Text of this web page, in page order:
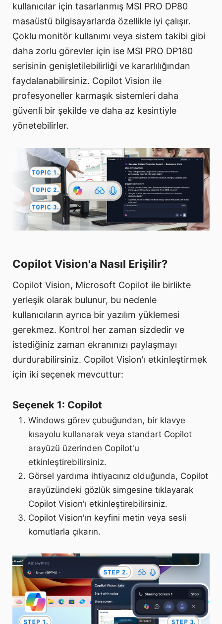
kullanıcılar için tasarlanmış MSI PRO DP80
masaüstü bilgisayarlarda özellikle iyi çalışır.
Çoklu monitör kullanımı veya sistem takibi gibi
daha zorlu görevler için ise MSI PRO DP180
serisinin genişletilebilirliği ve kararlılığından
faydalanabilirsiniz. Copilot Vision ile
profesyoneller karmaşık sistemleri daha
güvenli bir şekilde ve daha az kesintiyle
yönetebilirler.
Copilot Vision'a Nasıl Erişilir?
Copilot Vision, Microsoft Copilot ile birlikte
yerleşik olarak bulunur, bu nedenle
kullanıcıların ayrıca bir yazılım yüklemesi
gerekmez. Kontrol her zaman sizdedir ve
istediğiniz zaman ekranınızı paylaşmayı
durdurabilirsiniz. Copilot Vision'ı etkinleştirmek
için iki seçenek mevcuttur:
Seçenek 1: Copilot
Windows görev çubuğundan, bir klavye
kısayolu kullanarak veya standart Copilot
arayüzü üzerinden Copilot'u
etkinleştirebilirsiniz.
Görsel yardıma ihtiyacınız olduğunda, Copilot
arayüzündeki gözlük simgesine tıklayarak
Copilot Vision'ı etkinleştirebilirsiniz.
Copilot Vision'ın keyfini metin veya sesli
komutlarla çıkarın.